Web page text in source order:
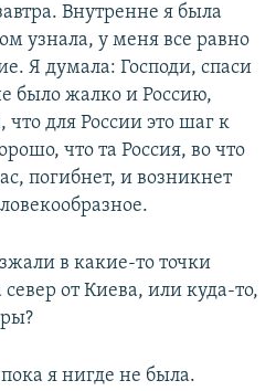
Внутренне я была
узнала, у меня все равно
Я думала: Господи, спаси
было жалко и Россию,
для России это шаг к
что та Россия, во что
погибнет, и возникнет
в какие-то точки
от Киева, или куда-то,
я нигде не была.